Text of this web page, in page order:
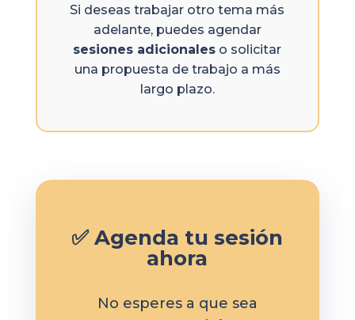
Si deseas trabajar otro tema más
adelante, puedes agendar
sesiones adicionales o solicitar
una propuesta de trabajo a más
largo plazo.
✅ Agenda tu sesión
ahora
No esperes a que sea